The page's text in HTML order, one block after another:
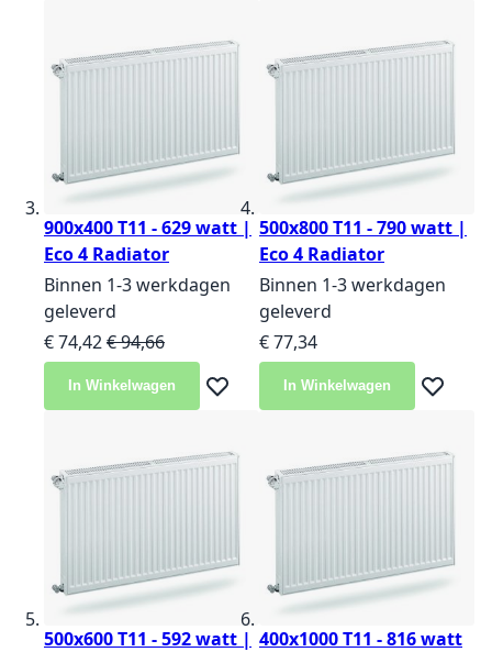
900x400 T11 - 629 watt |
Eco 4 Radiator
Binnen 1-3 werkdagen
geleverd
Speciale prijs
€ 74,42Normale prijs
€ 94,66
In Winkelwagen Voeg toe aan verlanglijst
500x800 T11 - 790 watt |
Eco 4 Radiator
Binnen 1-3 werkdagen
geleverd
€ 77,34
In Winkelwagen Voeg
500x600 T11 - 592 watt | 400x1000 T11 - 816 watt